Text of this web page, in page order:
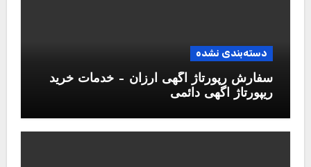
دسته‌بندی نشده
سفارش رپورتاژ آگهی ارزان – خدمات خرید
ریپورتاژ اگهی دائمی